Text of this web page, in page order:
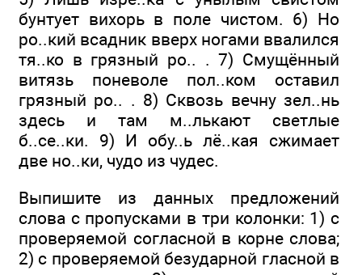
бунтует вихорь в поле чистом. 6) Но
ро..кий всадник вверх ногами ввалился
тя..ко в грязный ро.. . 7) Смущённый
витязь поневоле пол..ком оставил
грязный ро.. . 8) Сквозь вечну зел..нь
здесь и там м..лькают светлые
б..се..ки. 9) И обу..ь лё..кая сжимает
две но..ки, чудо из чудес.
Выпишите из данных предложений
слова с пропусками в три колонки: 1) с
проверяемой согласной в корне слова;
2) с проверяемой безударной гласной в